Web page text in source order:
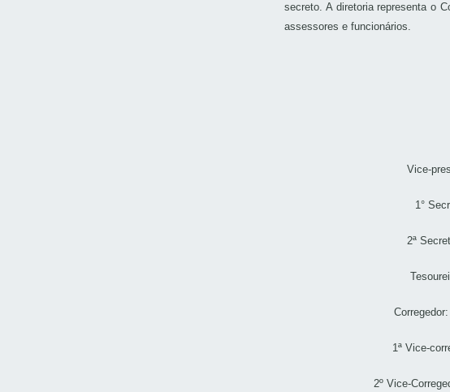
secreto. A diretoria representa o
assessores e funcionários.
Vice-
1°
2ª
1ª Vice-
2º Vice-